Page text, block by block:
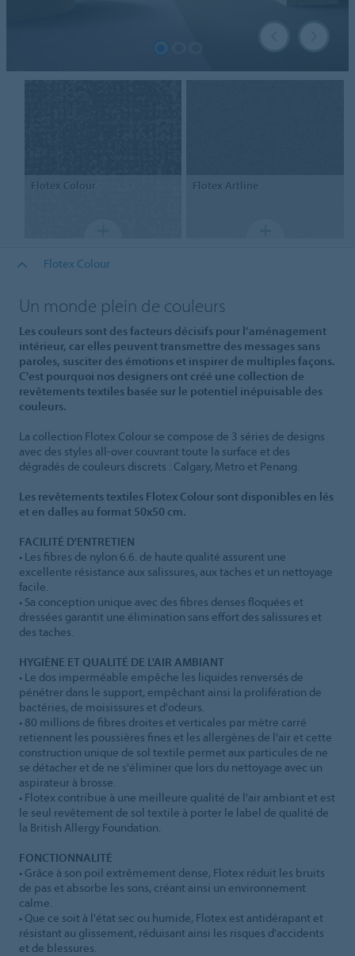
Flotex Colour Flotex Artline
Flotex Colour
Un monde plein de couleurs
Les couleurs sont des facteurs décisifs pour l’aménagement
intérieur, car elles peuvent transmettre des messages sans
paroles, susciter des émotions et inspirer de multiples façons.
C'est pourquoi nos designers ont créé une collection de
revêtements textiles basée sur le potentiel inépuisable des
couleurs.
La collection Flotex Colour se compose de 3 séries de designs
avec des styles all-over couvrant toute la surface et des
dégradés de couleurs discrets : Calgary, Metro et Penang.
Les revêtements textiles Flotex Colour sont disponibles en lés
et en dalles au format 50x50 cm.
FACILITÉ D'ENTRETIEN
• Les fibres de nylon 6.6. de haute qualité assurent une
excellente résistance aux salissures, aux taches et un nettoyage
facile.
• Sa conception unique avec des fibres denses floquées et
dressées garantit une élimination sans effort des salissures et
des taches.
HYGIÈNE ET QUALITÉ DE L'AIR AMBIANT
• Le dos imperméable empêche les liquides renversés de
pénétrer dans le support, empêchant ainsi la prolifération de
bactéries, de moisissures et d'odeurs.
• 80 millions de fibres droites et verticales par mètre carré
retiennent les poussières fines et les allergènes de l'air et cette
construction unique de sol textile permet aux particules de ne
se détacher et de ne s'éliminer que lors du nettoyage avec un
aspirateur à brosse.
• Flotex contribue à une meilleure qualité de l'air ambiant et est
le seul revêtement de sol textile à porter le label de qualité de
la British Allergy Foundation.
FONCTIONNALITÉ
• Grâce à son poil extrêmement dense, Flotex réduit les bruits
de pas et absorbe les sons, créant ainsi un environnement
calme.
• Que ce soit à l'état sec ou humide, Flotex est antidérapant et
résistant au glissement, réduisant ainsi les risques d'accidents
et de blessures.